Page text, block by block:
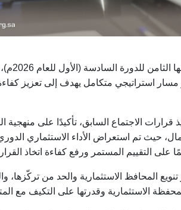
عقدت
استراتيجي متكامل يهدف إلى تعزيز كفاءة
قرارات الاجتماع السابق، تأكيدًا على منهجية
حيث تم استعراض الأداء الاستثماري
على التقييم المستمر ورفع كفاءة اتخاذ
المحافظ الاستثمارية والحد من
الاستثمارية وقدرتها على التكيف مع